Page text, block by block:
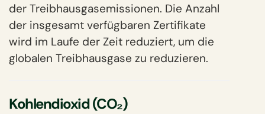
der Treibhausgasemissionen. Die Anzahl
der insgesamt verfügbaren Zertifikate
wird im Laufe der Zeit reduziert, um die
globalen Treibhausgase zu reduzieren.
Kohlendioxid (CO₂)